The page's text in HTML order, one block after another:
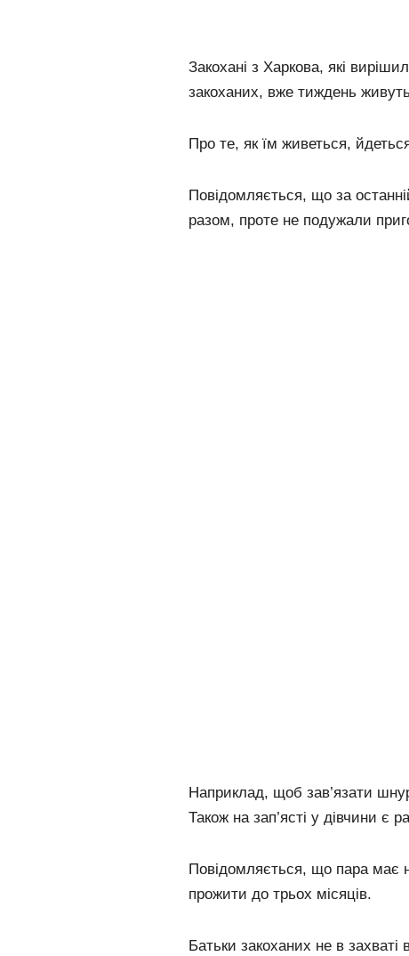
Закохані з Харкова, які
закоханих, вже тиждень
Про те, як їм живеться,
Повідомляється, що за
разом, проте не подужали
Наприклад, щоб зав’язати
Також на зап’ясті у дівчини є
Повідомляється, що пара має
прожити до трьох місяців.
Батьки закоханих не в захваті